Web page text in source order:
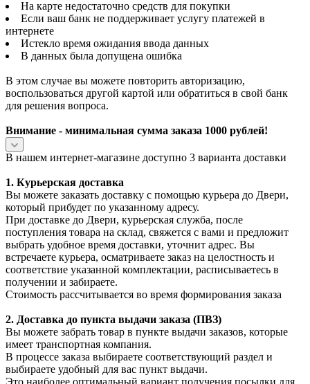
На карте недостаточно средств для покупки
Если ваш банк не поддерживает услугу платежей в
интернете
Истекло время ожидания ввода данных
В данных была допущена ошибка
В этом случае вы можете повторить авторизацию,
воспользоваться другой картой или обратиться в свой банк
для решения вопроса.
Внимание - минимальная сумма заказа 1000 рублей!
В нашем интернет-магазине доступно 3 варианта доставки
1. Курьерская доставка
Вы можете заказать доставку с помощью курьера до Двери,
который прибудет по указанному адресу.
При доставке до Двери, курьерская служба, после
поступления товара на склад, свяжется с вами и предложит
выбрать удобное время доставки, уточнит адрес. Вы
встречаете курьера, осматриваете заказ на целостность и
соответствие указанной комплектации, расписываетесь в
получении и забираете.
Стоимость рассчитывается во время формирования заказа
2. Доставка до пункта выдачи заказа (ПВЗ)
Вы можете забрать товар в пункте выдачи заказов, которые
имеет транспортная компания.
В процессе заказа выбираете соответствующий раздел и
выбираете удобный для вас пункт выдачи.
Это наиболее оптимальный вариант получения посылки для